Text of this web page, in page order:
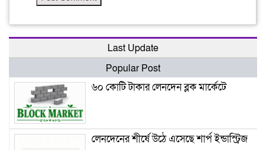
Last Update
Popular Post
৬০ কোটি টাকার লেনদেন ব্লক মার্কেটে
লেনদেনের শীর্ষে উঠে এসেছে শার্প ইন্ডাস্ট্রিজ